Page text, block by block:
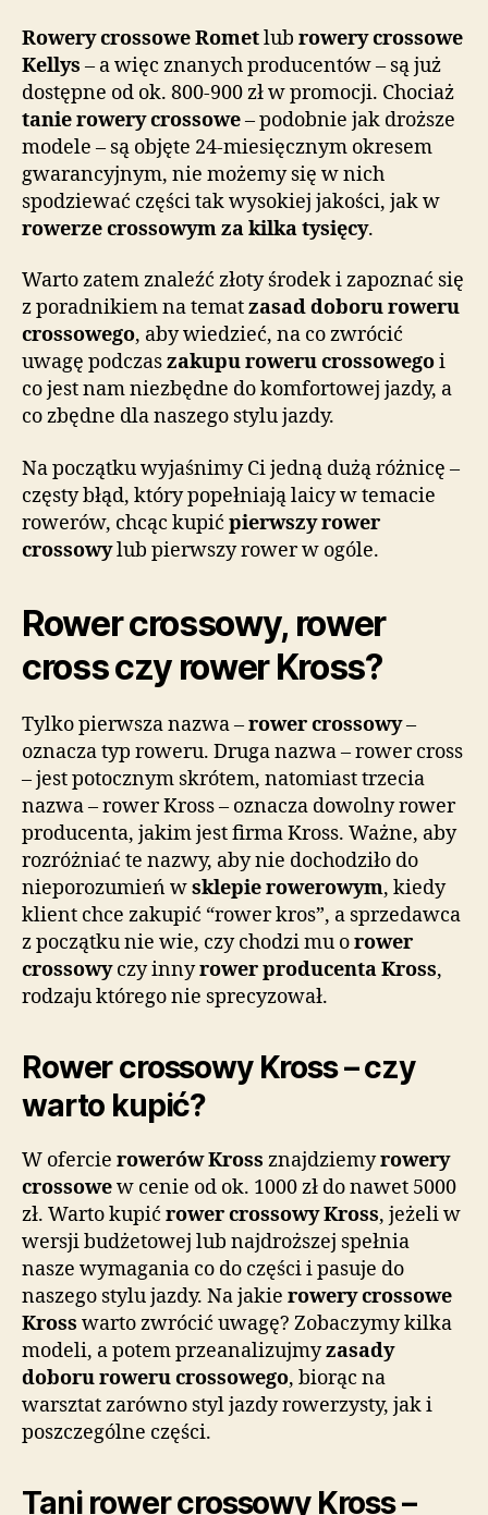
Rowery crossowe Rometlub rowery crossowe
Kellys – a więc znanych producentów – są już
dostępne od ok. 800-900 zł w promocji. Chociaż
tanie rowery crossowe– podobnie jak droższe
modele – są objęte 24-miesięcznym okresem
gwarancyjnym, nie możemy się w nich
spodziewać części tak wysokiej jakości, jak w
rowerze crossowym za kilka tysięcy.
Warto zatem znaleźć złoty środek i zapoznać się
z poradnikiem na tematzasad doboru roweru
crossowego, aby wiedzieć, na co zwrócić
uwagę podczaszakupu roweru crossowegoi
co jest nam niezbędne do komfortowej jazdy, a
co zbędne dla naszego stylu jazdy.
Na początku wyjaśnimy Ci jedną dużą różnicę –
częsty błąd, który popełniają laicy w temacie
rowerów, chcąc kupić pierwszy rower
crossowylub pierwszy rower w ogóle.
Rower crossowy, rower
cross czy rower Kross?
Tylko pierwsza nazwa –rower crossowy–
oznacza typ roweru. Druga nazwa – rower cross
– jest potocznym skrótem, natomiast trzecia
nazwa – rower Kross – oznacza dowolny rower
producenta, jakim jest firma Kross. Ważne, aby
rozróżniać te nazwy, aby nie dochodziło do
nieporozumień wsklepie rowerowym, kiedy
klient chce zakupić “rower kros”, a sprzedawca
z początku nie wie, czy chodzi mu orower
crossowyczy innyrower producenta Kross,
rodzaju którego nie sprecyzował.
Rower crossowy Kross – czy
warto kupić?
W ofercie rowerów Kross znajdziemyrowery
crossowew cenie od ok. 1000 zł do nawet 5000
zł. Warto kupić rower crossowy Kross, jeżeli w
wersji budżetowej lub najdroższej spełnia
nasze wymagania co do części i pasuje do
naszego stylu jazdy. Na jakie rowery crossowe
Kross warto zwrócić uwagę? Zobaczymy kilka
modeli, a potem przeanalizujmyzasady
doboru roweru crossowego, biorąc na
warsztat zarówno styl jazdy rowerzysty, jak i
poszczególne części.
Tani rower crossowy Kross –